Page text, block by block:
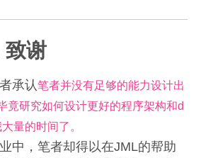
致谢
承认笔者并没有足够的能力设计出
竟研究如何设计更好的程序架构和d
量的时间了。
中，笔者却得以在JML的帮助